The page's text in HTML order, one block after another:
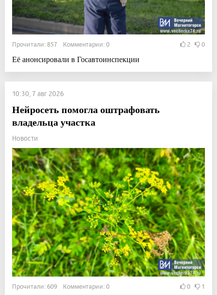
Прочитали: 857 Комментарии: 0 2 0
Её анонсировали в Госавтоинспекции
10:30, 7 авг 2026
Нейросеть помогла оштрафовать
владельца участка
Новости
Прочитали: 609 Комментарии: 0 0 1